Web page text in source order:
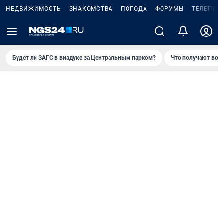
НЕДВИЖИМОСТЬ ЗНАКОМСТВА ПОГОДА ФОРУМЫ
Будет ли ЗАГС в виадуке за Центральным парком? Что получают